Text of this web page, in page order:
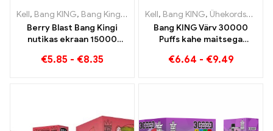
Kell, Bang KING, Bang Kingi nutikas ekraan 15000 Puff ,
Berry Blast Bang Kingi
nutikas ekraan 15000
ühekordset e-sigaretti
€5.85 - €8.35
Kell, Bang KING, Ühekordsed e-sigaretid Leedu
Bang KING Värv 30000
Puffs kahe maitsega
kombinatsioon mustika
€6.64 - €9.49